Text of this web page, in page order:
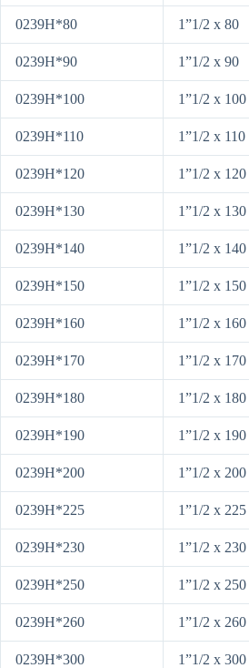
0239H*80 1”1/2 x 80
0239H*90 1”1/2 x 90
0239H*100 1”1/2 x 100
0239H*110 1”1/2 x 110
0239H*120 1”1/2 x 120
0239H*130 1”1/2 x 130
0239H*140 1”1/2 x 140
0239H*150 1”1/2 x 150
0239H*160 1”1/2 x 160
0239H*170 1”1/2 x 170
0239H*180 1”1/2 x 180
0239H*190 1”1/2 x 190
0239H*200 1”1/2 x 200
0239H*225 1”1/2 x 225
0239H*230 1”1/2 x 230
0239H*250 1”1/2 x 250
0239H*260 1”1/2 x 260
0239H*300 1”1/2 x 300